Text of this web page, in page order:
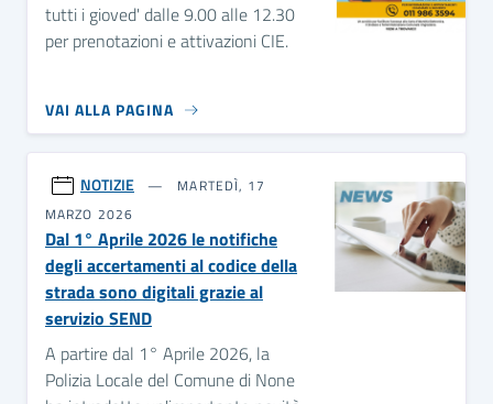
tutti i gioved' dalle 9.00 alle 12.30
per prenotazioni e attivazioni CIE.
VAI ALLA PAGINA
NOTIZIE
MARTEDÌ, 17
MARZO 2026
Dal 1° Aprile 2026 le notifiche
degli accertamenti al codice della
strada sono digitali grazie al
servizio SEND
A partire dal 1° Aprile 2026, la
Polizia Locale del Comune di None